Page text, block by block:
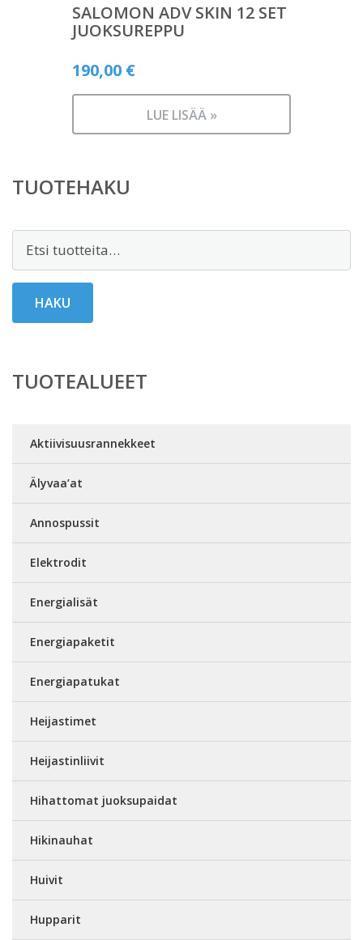
SALOMON ADV SKIN 12 SET
JUOKSUREPPU
190,00 €
LUE LISÄÄ »
TUOTEHAKU
Etsi:
HAKU
TUOTEALUEET
Aktiivisuusrannekkeet
Älyvaa’at
Annospussit
Elektrodit
Energialisät
Energiapaketit
Energiapatukat
Heijastimet
Heijastinliivit
Hihattomat juoksupaidat
Hikinauhat
Huivit
Hupparit